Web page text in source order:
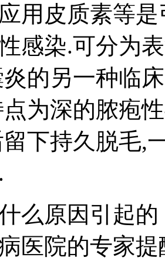
用皮质素等
感染.可分为
的另一种临
为深的脓疱
下持久脱毛,
么原因引起
病医院的专家